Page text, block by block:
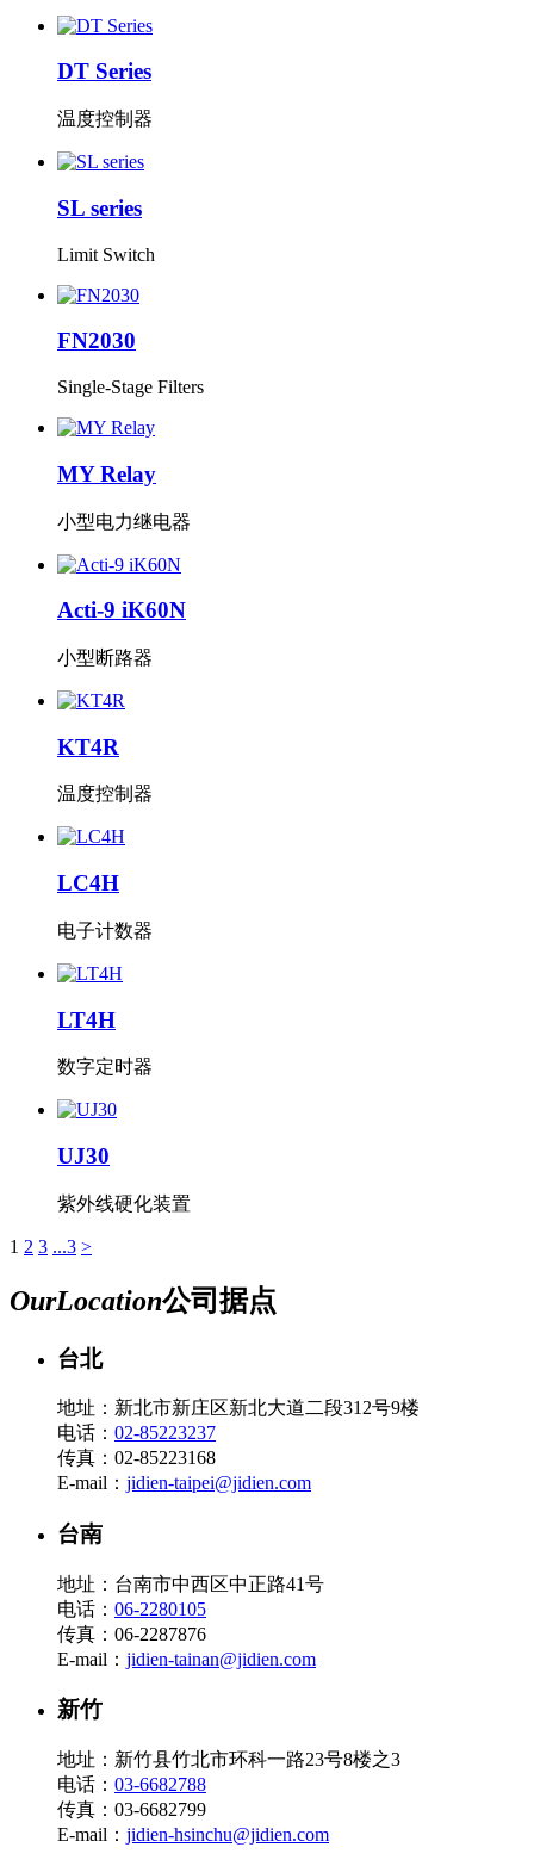
DT Series
温度控制器
SL series
Limit Switch
FN2030
Single-Stage Filters
MY Relay
小型电力继电器
Acti-9 iK60N
小型断路器
KT4R
温度控制器
LC4H
电子计数器
LT4H
数字定时器
UJ30
紫外线硬化装置
1 2 3 ...3 >
OurLocation公司据点
台北
地址：新北市新庄区新北大道二段312号9楼
电话： 02-85223237
传真：02-85223168
E-mail： jidien-taipei@jidien.com
台南
地址：台南市中西区中正路41号
电话： 06-2280105
传真：06-2287876
E-mail： jidien-tainan@jidien.com
新竹
地址：新竹县竹北市环科一路23号8楼之3
电话： 03-6682788
传真：03-6682799
E-mail： jidien-hsinchu@jidien.com